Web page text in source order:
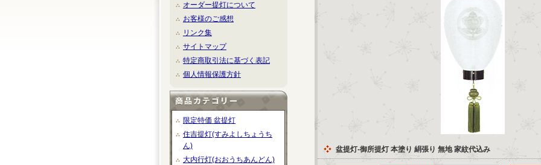
オーダー提灯について
お客様のご感想
リンク集
サイトマップ
特定商取引法に基づく表記
個人情報保護方針
限定特価 盆提灯
住吉提灯(すみよしちょうち
ん)
大内行灯(おおうちあんどん)
盆提灯-御所提灯 本塗り 絹張り 無地 家紋代込み